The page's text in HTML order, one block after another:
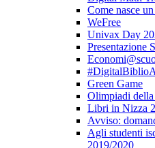
Come nasce
WeFree
Univax Day
Presentazione
Green Game
Olimpiadi della
Libri in Nizza
Avviso:
Agli studenti
2019/2020